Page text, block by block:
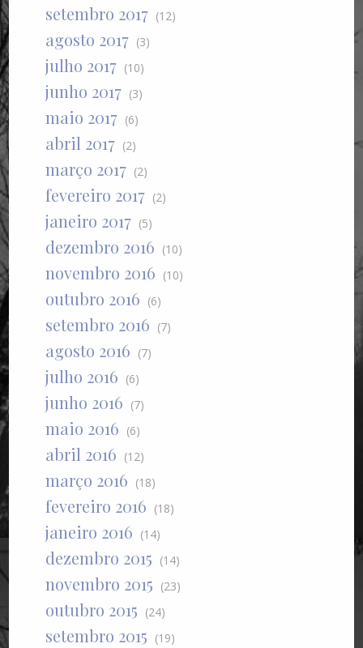
setembro 2017 (12)
agosto 2017 (3)
julho 2017 (10)
junho 2017 (3)
maio 2017 (6)
abril 2017 (2)
março 2017 (2)
fevereiro 2017 (2)
janeiro 2017 (5)
dezembro 2016 (10)
novembro 2016 (10)
outubro 2016 (6)
setembro 2016 (7)
agosto 2016 (7)
julho 2016 (6)
junho 2016 (7)
maio 2016 (6)
abril 2016 (12)
março 2016 (18)
fevereiro 2016 (18)
janeiro 2016 (14)
dezembro 2015 (14)
novembro 2015 (23)
outubro 2015 (24)
setembro 2015 (19)